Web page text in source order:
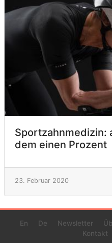
Sportzahnmedizin:
dem einen Prozent
23. Februar 2020
En De Newsletter
Kontakt